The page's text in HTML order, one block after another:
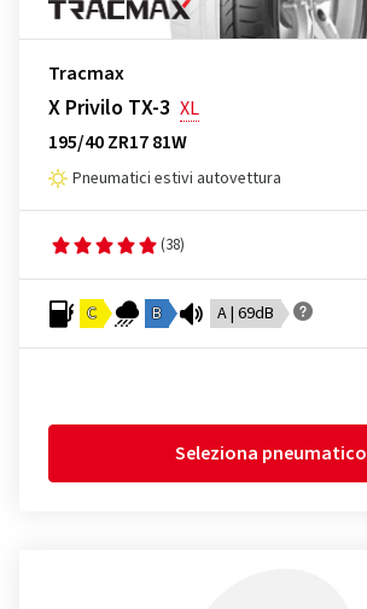
Tracmax
X Privilo TX-3 XL
195/40 ZR17 81W
Pneumatici estivi autovettura
(38)
C B A | 69dB
Seleziona pneumatico